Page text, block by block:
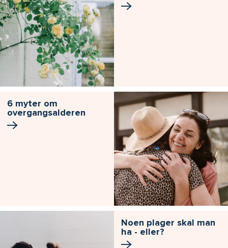
6 myter om
overgangsalderen
Noen plager skal man
ha - eller?